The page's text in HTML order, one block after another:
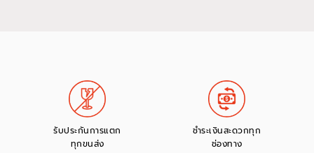
รับประกันการแตก
ทุกขนส่ง
ชำระเงินสะดวกทุก
ช่องทาง